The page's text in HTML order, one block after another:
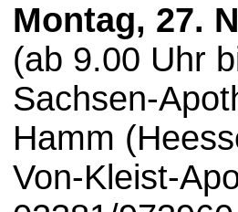
Montag, 27.
(ab 9.00 Uhr
Sachsen-
Hamm
Von-Kleist-